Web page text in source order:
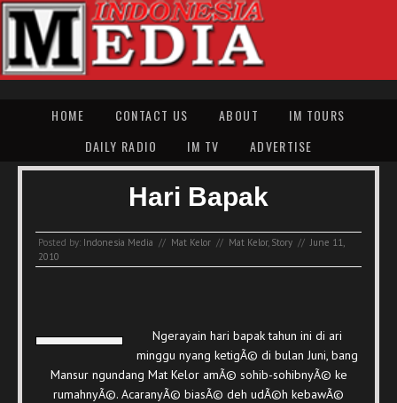
HOME CONTACT US ABOUT
IM TOURS
DAILY RADIO
IM TV ADVERTISE
Hari Bapak
Posted by: Indonesia Media // Mat Kelor // Mat Kelor, Story // June 11,
2010
Ngerayain hari bapak tahun ini di ari
minggu nyang ketigÃ© di bulan Juni, bang
Mansur ngundang Mat Kelor amÃ© sohib-sohibnyÃ© ke
rumahnyÃ©. AcaranyÃ© biasÃ© deh udÃ©h kebawÃ©